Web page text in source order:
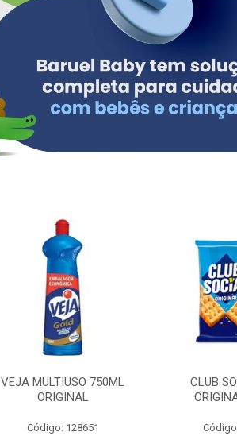
VEJA MULTIUSO 750ML
ORIGINAL
Código: 128651
CLUB